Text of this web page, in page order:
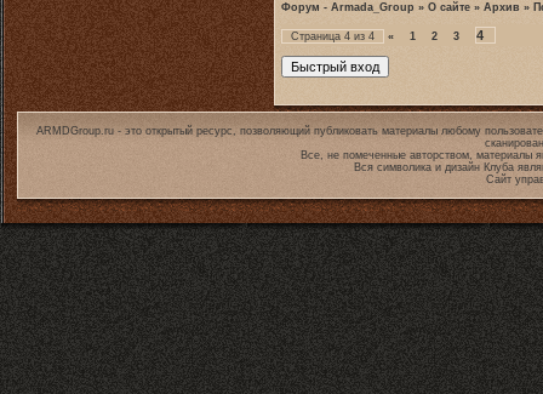
Форум - Armada_Group » О сайте » Архив »
Страница 4 из 4 « 1 2 3 4
ARMDGroup.ru - это открытый ресурс, позволяющий публиковать материалы любому
Все, не помеченные авторством, материалы
Вся символика и дизайн Клуба
Сайт